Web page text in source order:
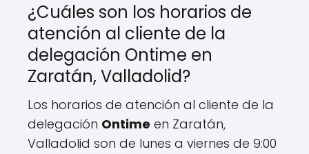
¿Cuáles son los horarios de
atención al cliente de la
delegación Ontime en
Zaratán, Valladolid?
Los horarios de atención al cliente de la
delegación Ontime en Zaratán,
Valladolid son de lunes a viernes de 9:00